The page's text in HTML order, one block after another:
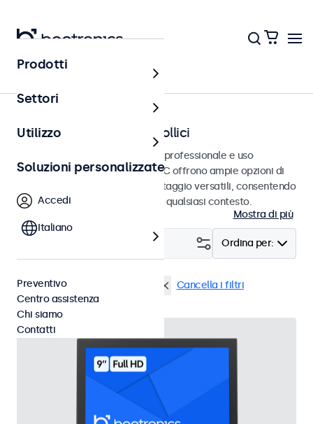
Home
Monitor BNC da 7 a 32 pollici
Monitor BNC progettati per uso professionale e uso
continuativo. Questi monitor BNC offrono ampie opzioni di
configurazione e opzioni di montaggio versatili, consentendo
loro di integrarsi perfettamente qualsiasi contesto.
Mostra di più
Ordina per:
BNC (CVBS) Cancella i filtri
Prodotti
Settori
Utilizzo
Soluzioni personalizzate
Accedi
Italiano
Preventivo
Centro assistenza
Chi siamo
Contatti